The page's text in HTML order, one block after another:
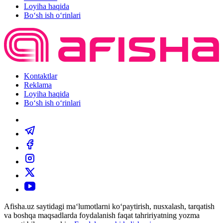
Loyiha haqida
Bo‘sh ish o‘rinlari
Kontaktlar
Reklama
Loyiha haqida
Bo‘sh ish o‘rinlari
Afisha.uz saytidagi ma‘lumotlarni ko‘paytirish, nusxalash, tarqatish
va boshqa maqsadlarda foydalanish faqat tahririyatning yozma